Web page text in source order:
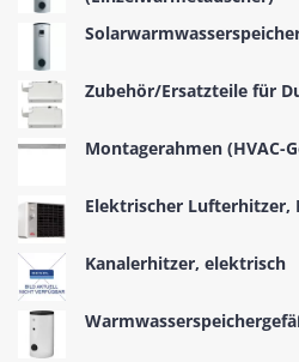
Zubehör/Ersatzteile für
Montagerahmen (HVAC-
Elektrischer Lufterhitzer,
Kanalerhitzer, elektrisch